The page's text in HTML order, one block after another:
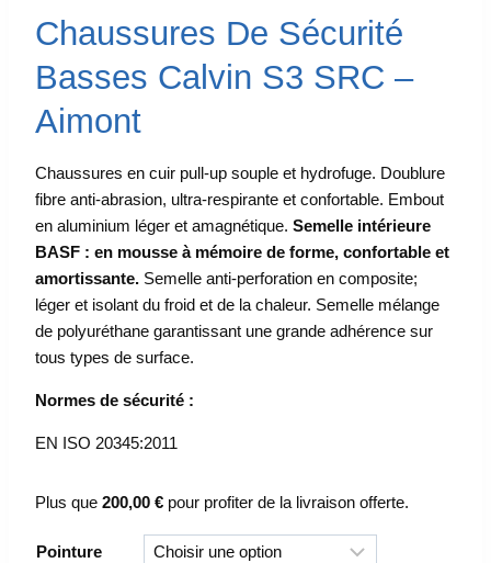
Chaussures De Sécurité
Basses Calvin S3 SRC –
Aimont
Chaussures en cuir pull-up souple et hydrofuge. Doublure
fibre anti-abrasion, ultra-respirante et confortable. Embout
en aluminium léger et amagnétique. Semelle intérieure
BASF : en mousse à mémoire de forme, confortable et
amortissante. Semelle anti-perforation en composite;
léger et isolant du froid et de la chaleur. Semelle mélange
de polyuréthane garantissant une grande adhérence sur
tous types de surface.
Normes de sécurité :
EN ISO 20345:2011
Plus que 200,00 € pour profiter de la livraison offerte.
Pointure